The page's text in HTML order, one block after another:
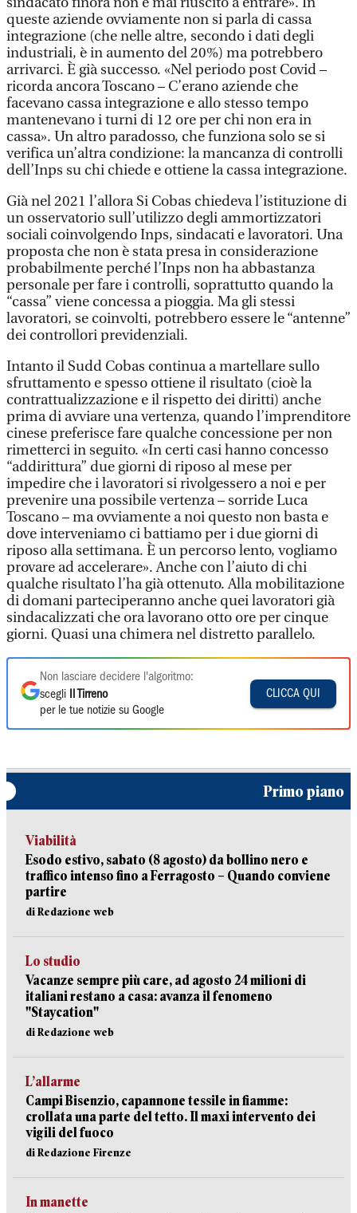
queste aziende ovviamente non si parla di cassa
integrazione (che nelle altre, secondo i dati degli
industriali, è in aumento del 20%) ma potrebbero
arrivarci. È già successo. «Nel periodo post Covid –
ricorda ancora Toscano – C’erano aziende che
facevano cassa integrazione e allo stesso tempo
mantenevano i turni di 12 ore per chi non era in
cassa». Un altro paradosso, che funziona solo se si
verifica un’altra condizione: la mancanza di controlli
dell’Inps su chi chiede e ottiene la cassa integrazione.
Già nel 2021 l’allora Si Cobas chiedeva l’istituzione di
un osservatorio sull’utilizzo degli ammortizzatori
sociali coinvolgendo Inps, sindacati e lavoratori. Una
proposta che non è stata presa in considerazione
probabilmente perché l’Inps non ha abbastanza
personale per fare i controlli, soprattutto quando la
“cassa” viene concessa a pioggia. Ma gli stessi
lavoratori, se coinvolti, potrebbero essere le “antenne”
dei controllori previdenziali.
Intanto il Sudd Cobas continua a martellare sullo
sfruttamento e spesso ottiene il risultato (cioè la
contrattualizzazione e il rispetto dei diritti) anche
prima di avviare una vertenza, quando l’imprenditore
cinese preferisce fare qualche concessione per non
rimetterci in seguito. «In certi casi hanno concesso
“addirittura” due giorni di riposo al mese per
impedire che i lavoratori si rivolgessero a noi e per
prevenire una possibile vertenza – sorride Luca
Toscano – ma ovviamente a noi questo non basta e
dove interveniamo ci battiamo per i due giorni di
riposo alla settimana. È un percorso lento, vogliamo
provare ad accelerare». Anche con l’aiuto di chi
qualche risultato l’ha già ottenuto. Alla mobilitazione
di domani parteciperanno anche quei lavoratori già
sindacalizzati che ora lavorano otto ore per cinque
giorni. Quasi una chimera nel distretto parallelo.
Non lasciare decidere l'algoritmo:
scegli
Il Tirreno
per le tue notizie su Google
CLICCA QUI
Primo piano
Viabilità
Esodo estivo, sabato (8 agosto) da bollino nero e
traffico intenso fino a Ferragosto – Quando conviene
partire
di Redazione web
Lo studio
Vacanze sempre più care, ad agosto 24 milioni di
italiani restano a casa: avanza il fenomeno
"Staycation"
di Redazione web
L’allarme
Campi Bisenzio, capannone tessile in fiamme:
crollata una parte del tetto. Il maxi intervento dei
vigili del fuoco
di Redazione Firenze
In manette